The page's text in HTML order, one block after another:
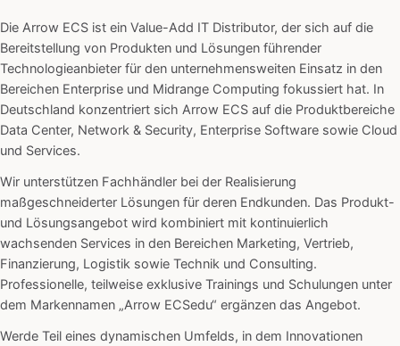
Die Arrow ECS ist ein Value-Add IT Distributor, der sich auf die
Bereitstellung von Produkten und Lösungen führender
Technologieanbieter für den unternehmensweiten Einsatz in den
Bereichen Enterprise und Midrange Computing fokussiert hat. In
Deutschland konzentriert sich Arrow ECS auf die Produktbereiche
Data Center, Network & Security, Enterprise Software sowie Cloud
und Services.
Wir unterstützen Fachhändler bei der Realisierung
maßgeschneiderter Lösungen für deren Endkunden. Das Produkt-
und Lösungsangebot wird kombiniert mit kontinuierlich
wachsenden Services in den Bereichen Marketing, Vertrieb,
Finanzierung, Logistik sowie Technik und Consulting.
Professionelle, teilweise exklusive Trainings und Schulungen unter
dem Markennamen „Arrow ECSedu“ ergänzen das Angebot.
Werde Teil eines dynamischen Umfelds, in dem Innovationen